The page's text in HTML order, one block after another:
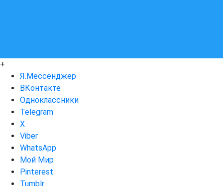
+
Я.Мессенджер
ВКонтакте
Одноклассники
Telegram
X
Viber
WhatsApp
Мой Мир
Pinterest
Tumblr